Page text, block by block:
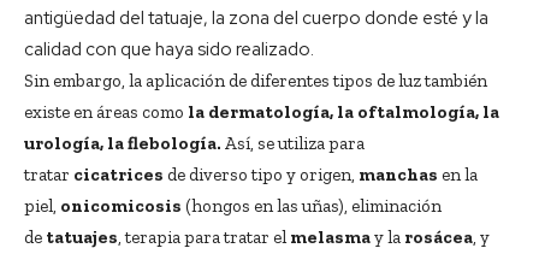
antigüedad del tatuaje, la zona del cuerpo donde esté y la
calidad con que haya sido realizado.
Sin embargo, la aplicación de diferentes tipos de luz también
existe en áreas como la dermatología, la oftalmología, la
urología, la flebología. Así, se utiliza para
tratar cicatrices de diverso tipo y origen, manchas en la
piel, onicomicosis (hongos en las uñas), eliminación
de tatuajes, terapia para tratar elmelasmay la rosácea, y